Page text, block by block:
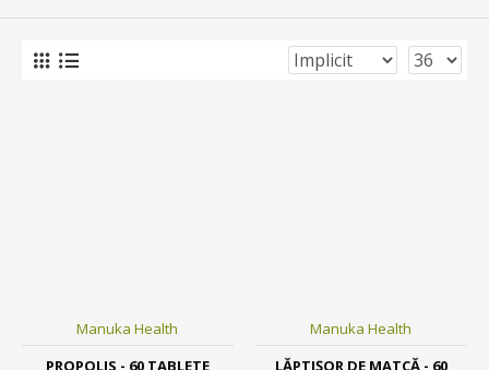
Manuka Health
PROPOLIS - 60 TABLETE
Manuka Health
LĂPTIȘOR DE MATCĂ - 60